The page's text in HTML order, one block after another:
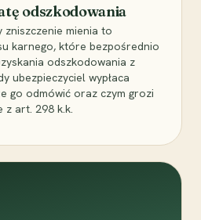
odszkodowania
mienia to
karnego, które bezpośrednio
odszkodowania z
ubezpieczyciel wypłaca
go odmówić oraz czym grozi
z art. 298 k.k.